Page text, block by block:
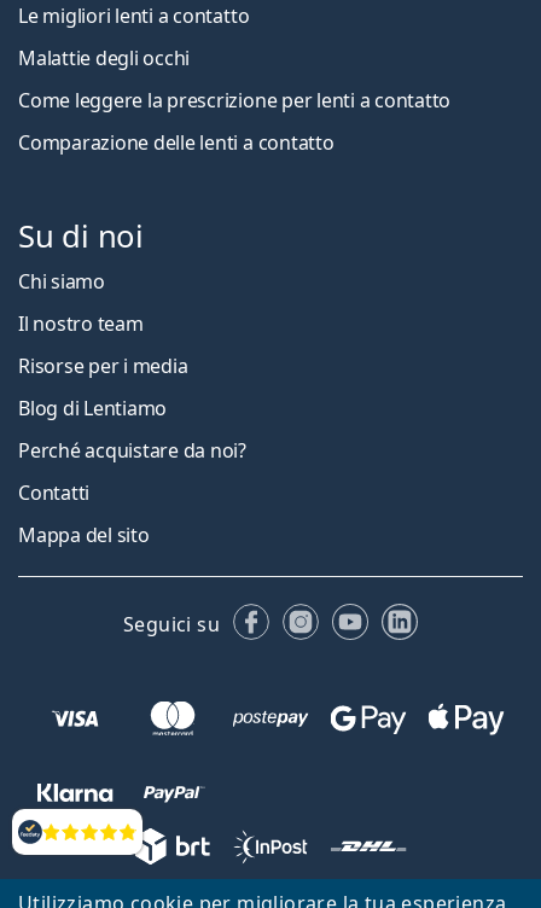
Valutazione
Le migliori lenti a contatto
Malattie degli occhi
Come leggere la prescrizione per lenti a contatto
Comparazione delle lenti a contatto
Su di noi
Chi siamo
Il nostro team
Risorse per i media
Blog di Lentiamo
Perché acquistare da noi?
Contatti
Mappa del sito
Seguici su FacebookInstagram
YouTubeLinkedIn